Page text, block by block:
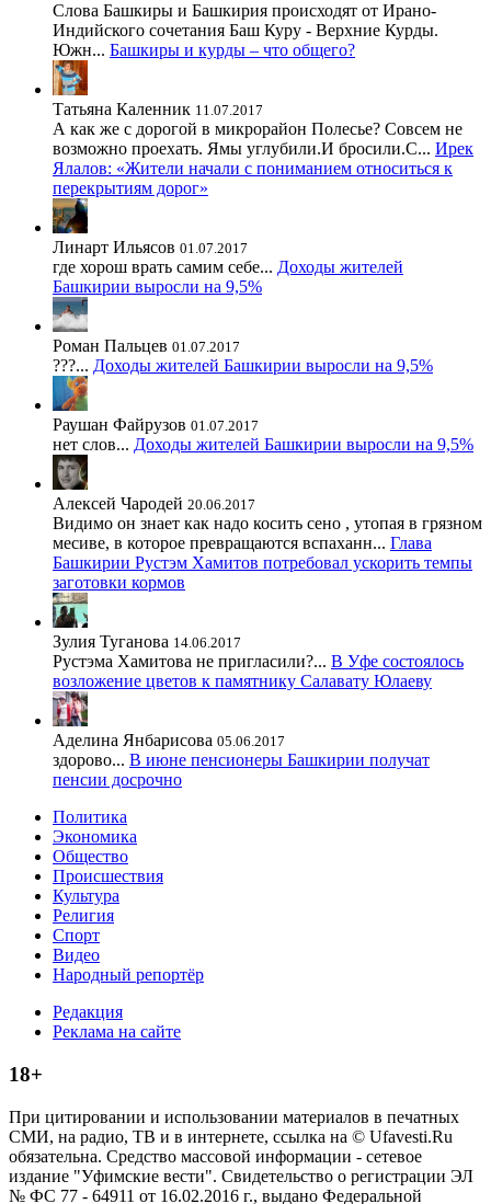
Слова Башкиры и Башкирия происходят от Ирано-
Индийского сочетания Баш Куру - Верхние Курды.
Южн... Башкиры и курды – что общего?
Татьяна Каленник 11.07.2017
А как же с дорогой в микрорайон Полесье? Совсем не
возможно проехать. Ямы углубили.И бросили.С... Ирек
Ялалов: «Жители начали с пониманием относиться к
перекрытиям дорог»
Линарт Ильясов 01.07.2017
где хорош врать самим себе... Доходы жителей
Башкирии выросли на 9,5%
Роман Пальцев 01.07.2017
???... Доходы жителей Башкирии выросли на 9,5%
Раушан Файрузов 01.07.2017
нет слов... Доходы жителей Башкирии выросли на 9,5%
Алексей Чародей 20.06.2017
Видимо он знает как надо косить сено , утопая в грязном
месиве, в которое превращаются вспаханн... Глава
Башкирии Рустэм Хамитов потребовал ускорить темпы
заготовки кормов
Зулия Туганова 14.06.2017
Рустэма Хамитова не пригласили?... В Уфе состоялось
возложение цветов к памятнику Салавату Юлаеву
Аделина Янбарисова 05.06.2017
здорово... В июне пенсионеры Башкирии получат
пенсии досрочно
Политика
Экономика
Общество
Происшествия
Культура
Религия
Спорт
Видео
Народный репортёр
Редакция
Реклама на сайте
18+
При цитировании и использовании материалов в печатных
СМИ, на радио, ТВ и в интернете, ссылка на © Ufavesti.Ru
обязательна. Средство массовой информации - сетевое
издание "Уфимские вести". Свидетельство о регистрации ЭЛ
№ ФС 77 - 64911 от 16.02.2016 г., выдано Федеральной